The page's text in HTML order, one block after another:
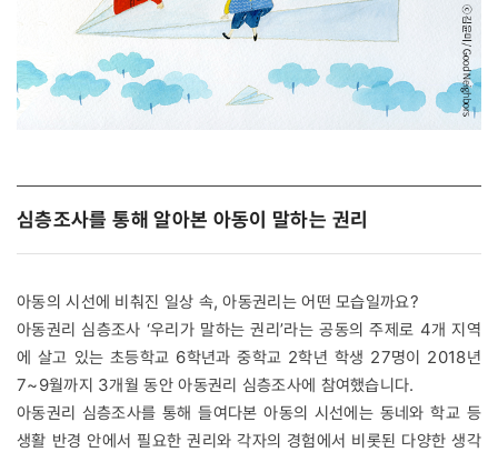
심층조사를 통해 알아본 아동이 말하는 권리
아동의 시선에 비춰진 일상 속, 아동권리는 어떤 모습일까요?
아동권리 심층조사 ‘우리가 말하는 권리’라는 공동의 주제로 4개 지역
에 살고 있는 초등학교 6학년과 중학교 2학년 학생 27명이 2018년
7~9월까지 3개월 동안 아동권리 심층조사에 참여했습니다.
아동권리 심층조사를 통해 들여다본 아동의 시선에는 동네와 학교 등
생활 반경 안에서 필요한 권리와 각자의 경험에서 비롯된 다양한 생각